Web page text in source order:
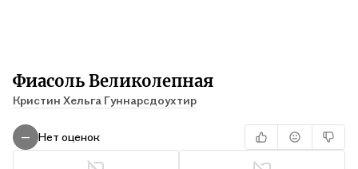
Фиасоль Великолепная
Кристин Хельга Гуннарсдоухтир
— Нет оценок